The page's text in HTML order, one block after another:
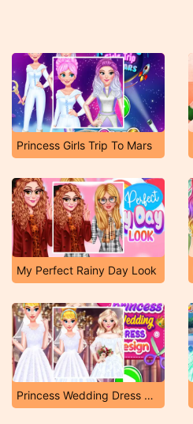
Princess Girls Trip To Mars
My Perfect Rainy Day Look
Princess Wedding Dress Design